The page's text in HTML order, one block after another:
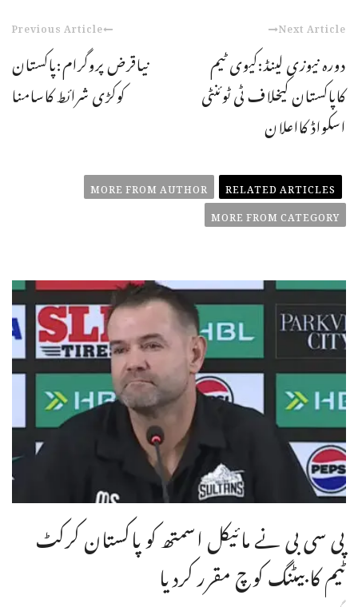
Previous Article
نیاقرض پروگرام:پاکستان
کوکڑی شرائط کاسامنا
Next Article
دورہ نیوزی لینڈ:کیوی ٹیم
کاپاکستان کیخلاف ٹی ٹوئنٹی
اسکواڈ کااعلان
RELATED ARTICLES
MORE FROM AUTHOR
MORE FROM CATEGORY
پی سی بی نے مائیکل اسمتھ کو پاکستان کرکٹ
ٹیم کا بیٹنگ کوچ مقرر کردیا